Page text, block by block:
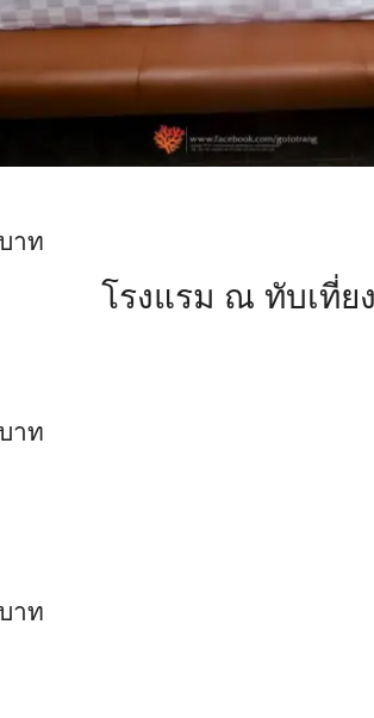
าท
โรงแรม ณ ทับเที่ยง
าท
าท